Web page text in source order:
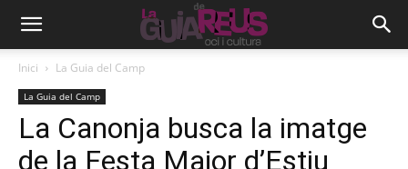
Inici La Guia del Camp
La Guia del Camp
La Canonja busca la imatge
de la Festa Major d’Estiu